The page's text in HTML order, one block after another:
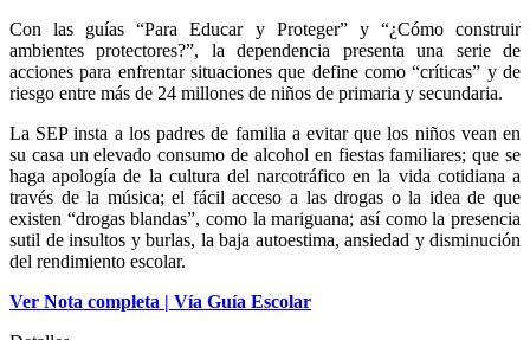
Con las guías “Para Educar y Proteger” y “¿Cómo construir
ambientes protectores?”, la dependencia presenta una serie de
acciones para enfrentar situaciones que define como “críticas” y de
riesgo entre más de 24 millones de niños de primaria y secundaria.
La SEP insta a los padres de familia a evitar que los niños vean en
su casa un elevado consumo de alcohol en fiestas familiares; que se
haga apología de la cultura del narcotráfico en la vida cotidiana a
través de la música; el fácil acceso a las drogas o la idea de que
existen “drogas blandas”, como la mariguana; así como la presencia
sutil de insultos y burlas, la baja autoestima, ansiedad y disminución
del rendimiento escolar.
Ver Nota completa | Vía Guía Escolar